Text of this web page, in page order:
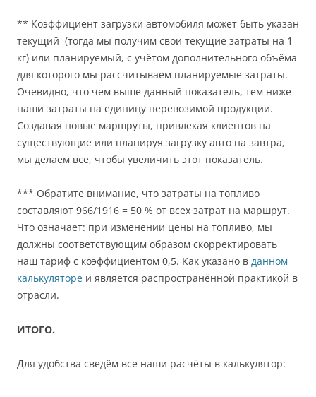
** Коэффициент загрузки автомобиля может быть указан
текущий (тогда мы получим свои текущие затраты на 1
кг) или планируемый, с учётом дополнительного объёма
для которого мы рассчитываем планируемые затраты.
Очевидно, что чем выше данный показатель, тем ниже
наши затраты на единицу перевозимой продукции.
Создавая новые маршруты, привлекая клиентов на
существующие или планируя загрузку авто на завтра,
мы делаем все, чтобы увеличить этот показатель.
*** Обратите внимание, что затраты на топливо
составляют 966/1916 = 50 % от всех затрат на маршрут.
Что означает: при изменении цены на топливо, мы
должны соответствующим образом скорректировать
наш тариф с коэффициентом 0,5. Как указано в данном
калькуляторе и является распространённой практикой в
отрасли.
ИТОГО.
Для удобства сведём все наши расчёты в калькулятор: